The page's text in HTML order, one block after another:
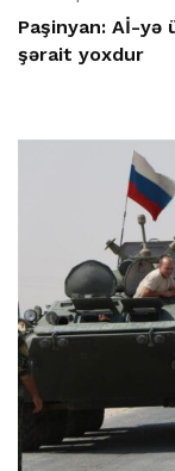
Paşinyan: Aİ-yə
şərait yoxdur